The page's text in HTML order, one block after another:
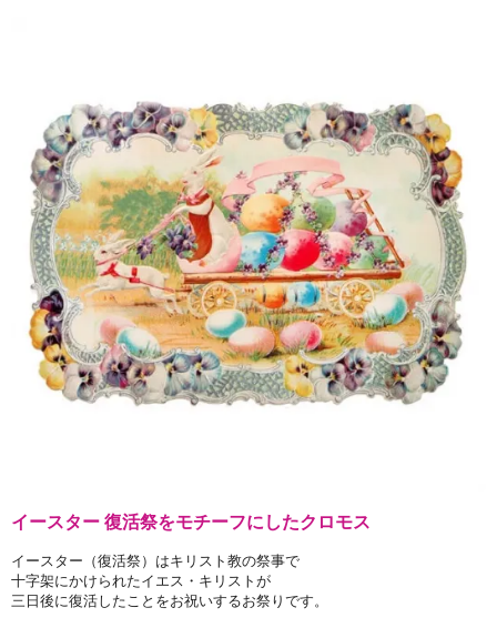
イースター 復活祭をモチーフにしたクロモス
イースター（復活祭）はキリスト教の祭事で
十字架にかけられたイエス・キリストが
三日後に復活したことをお祝いするお祭りです。